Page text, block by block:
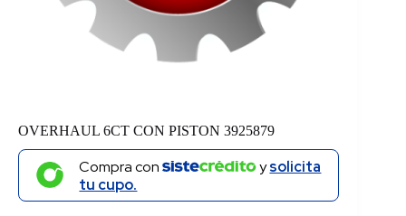
OVERHAUL 6CT CON PISTON 3925879
Compra con ysolicita
tu cupo.